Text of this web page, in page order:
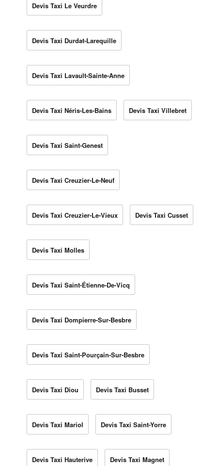
Devis Taxi Le Veurdre
Devis Taxi Durdat-Larequille
Devis Taxi Lavault-Sainte-Anne
Devis Taxi Néris-Les-Bains Devis Taxi Villebret
Devis Taxi Saint-Genest
Devis Taxi Creuzier-Le-Neuf
Devis Taxi Creuzier-Le-Vieux Devis Taxi Cusset
Devis Taxi Molles
Devis Taxi Saint-Étienne-De-Vicq
Devis Taxi Dompierre-Sur-Besbre
Devis Taxi Saint-Pourçain-Sur-Besbre
Devis Taxi Diou Devis Taxi Busset
Devis Taxi Mariol Devis Taxi Saint-Yorre
Devis Taxi Hauterive Devis Taxi Magnet